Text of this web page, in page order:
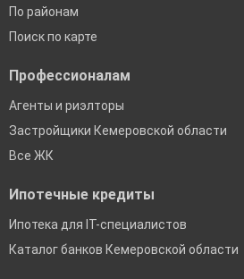
По районам
Поиск по карте
Профессионалам
Агенты и риэлторы
Застройщики Кемеровской области
Все ЖК
Ипотечные кредиты
Ипотека для IT-специалистов
Каталог банков Кемеровской области